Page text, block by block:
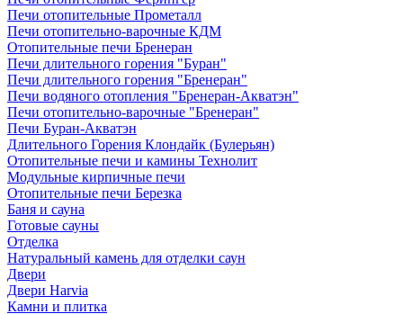
Печи отопительные Прометалл
Печи отопительно-варочные КДМ
Отопительные печи Бренеран
Печи длительного горения "Буран"
Печи длительного горения "Бренеран"
Печи водяного отопления "Бренеран-Акватэн"
Печи отопительно-варочные "Бренеран"
Печи Буран-Акватэн
Длительного Горения Клондайк (Булерьян)
Отопительные печи и камины Технолит
Модульные кирпичные печи
Отопительные печи Березка
Баня и сауна
Готовые сауны
Отделка
Натуральный камень для отделки саун
Двери
Двери Harvia
Камни и плитка